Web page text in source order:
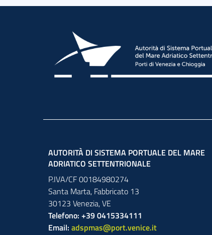
AUTORITÀ DI SISTEMA PORTUALE DEL MARE
ADRIATICO SETTENTRIONALE
P.IVA/CF 00184980274
Santa Marta, Fabbricato 13
30123 Venezia,VE
Telefono: +39 0415334111
Email: adspmas@port.venice.it